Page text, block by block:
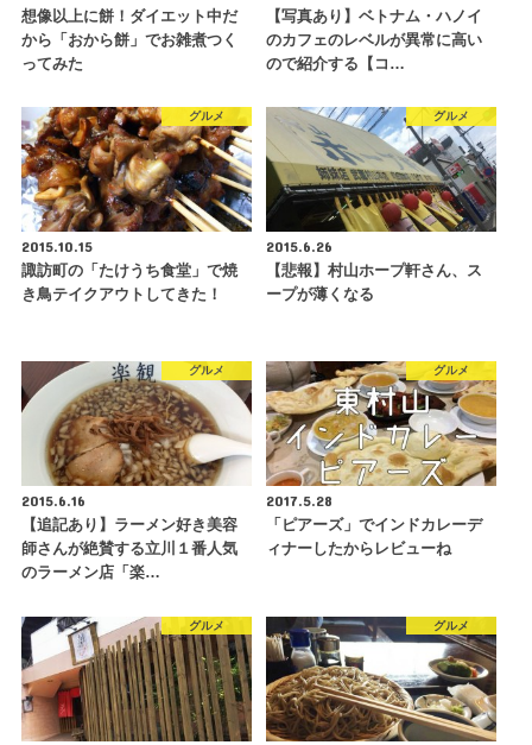
想像以上に餅！ダイエット中だ
から「おから餅」でお雑煮つく
ってみた
【写真あり】ベトナム・ハノイ
のカフェのレベルが異常に高い
ので紹介する【コ…
グルメ
2015.10.15
諏訪町の「たけうち食堂」で焼
き鳥テイクアウトしてきた！
グルメ
2015.6.26
【悲報】村山ホープ軒さん、ス
ープが薄くなる
グルメ
2015.6.16
【追記あり】ラーメン好き美容
師さんが絶賛する立川１番人気
のラーメン店「楽…
グルメ
2017.5.28
「ピアーズ」でインドカレーデ
ィナーしたからレビューね
グルメ グルメ